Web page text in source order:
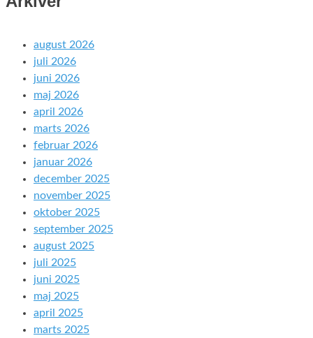
august 2026
juli 2026
juni 2026
maj 2026
april 2026
marts 2026
februar 2026
januar 2026
december 2025
november 2025
oktober 2025
september 2025
august 2025
juli 2025
juni 2025
maj 2025
april 2025
marts 2025